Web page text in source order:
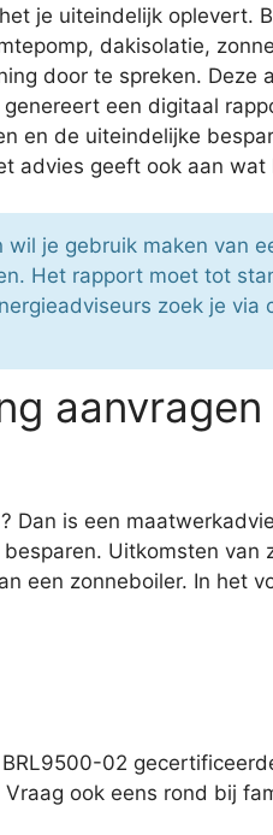
je uiteindelijk oplevert.
dakisolatie,
door te spreken.
een digitaal
en de uiteindelijke
advies geeft ook aan
je gebruik maken van
Het rapport moet tot
zoek je
Dan is een
Uitkomsten van
een zonneboiler. In het
02
ook eens rond bij